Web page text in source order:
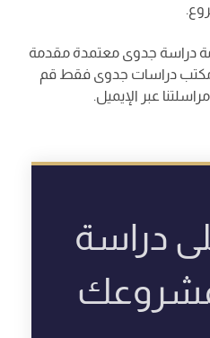
دراسة جدوى معتمدة مقدمة
دراسات جدوى فقط قم
عبر الإيميل.
دراسة